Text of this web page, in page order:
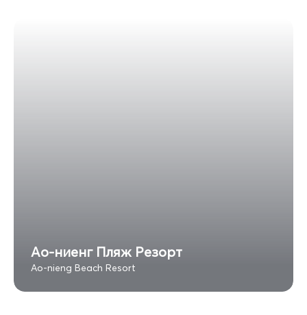
Ао-ниенг Пляж Резорт
Ao-nieng Beach Resort